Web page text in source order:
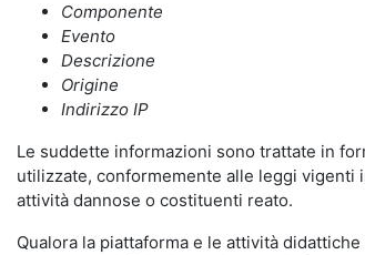
Componente
Evento
Descrizione
Origine
Indirizzo IP
Le suddette informazioni sono trattate in
utilizzate, conformemente alle leggi vigenti
attività dannose o costituenti reato.
Qualora la piattaforma e le attività